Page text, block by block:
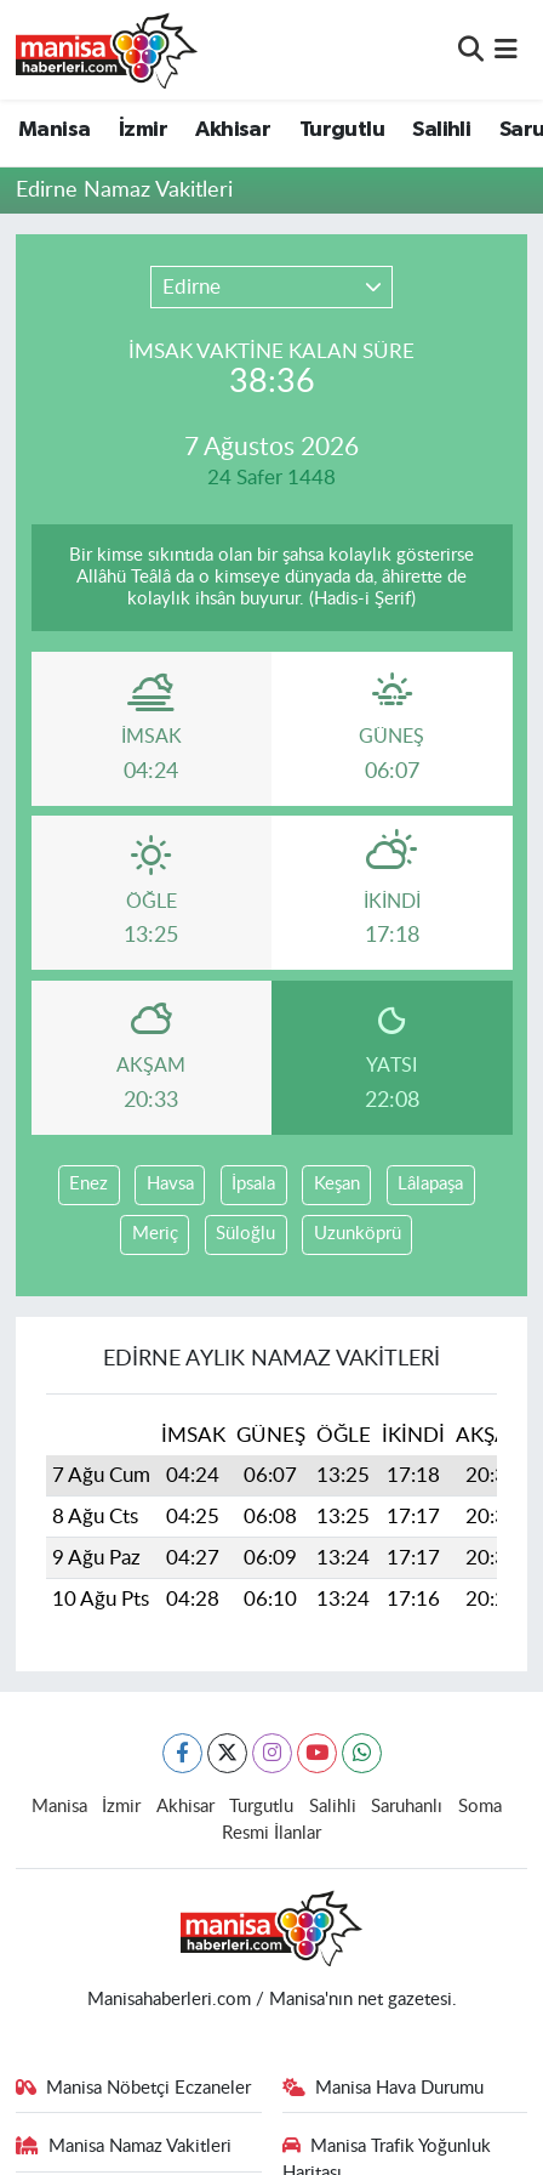
Manisa İzmir Akhisar Turgutlu Salihli
Edirne Namaz Vakitleri
Edirne
İMSAK VAKTİNE KALAN SÜRE
38:36
7 Ağustos 2026
24 Safer 1448
Bir kimse sıkıntıda olan bir şahsa kolaylık gösterirse
Allâhü Teâlâ da o kimseye dünyada da, âhirette de
kolaylık ihsân buyurur. (Hadis-i Şerif)
İMSAK
04:24
GÜNEŞ
06:07
ÖĞLE
13:25
İKINDI
17:18
AKŞAM
20:33
YATSI
22:08
Enez Havsa İpsala Keşan Lâlapaşa
Meriç Süloğlu Uzunköprü
EDIRNE AYLIK NAMAZ VAKITLERI
İMSAK GÜNEŞ ÖĞLE İKINDI AKŞAM
7 Ağu Cum
04:24 06:07 13:25 17:18 20:33
8 Ağu Cts
04:25 06:08 13:25 17:17 20:31
9 Ağu Paz
04:27 06:09 13:24 17:17 20:30
10 Ağu Pts
04:28 06:10 13:24 17:16 20:29
Manisa İzmir Akhisar Turgutlu Salihli Saruhanlı
Soma
Resmi İlanlar
Manisahaberleri.com / Manisa'nın net gazetesi.
Manisa Nöbetçi Eczaneler Manisa Hava Durumu
Manisa Namaz Vakitleri
Manisa Trafik Yoğunluk
Akhisar
Resmi İlanlar
Manisa Nöbetçi Eczaneler
Manisa Namaz Vakitleri
Manisa Trafik Yoğunluk Haritası
Süper Lig Puan Durumu ve Fikstür
Son Dakika Haberleri
Haber Arşivi